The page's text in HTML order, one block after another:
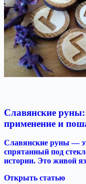
Славянские
применение и
Славянские руны —
спрятанный под
истории. Это живой
Открыть статью